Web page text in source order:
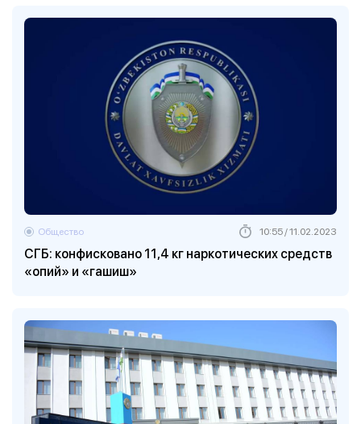
СГБ: конфисковано 11,4 кг наркотических средств
«опий» и «гашиш»
Общество 10:55 / 11.02.2023